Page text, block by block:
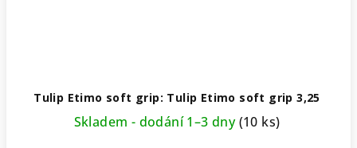
Tulip Etimo soft grip: Tulip Etimo soft grip 3,25
Skladem - dodání 1–3 dny(10 ks)